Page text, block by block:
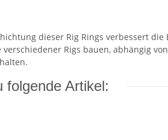
dieser Rig Rings verbessert
Rigs bauen, abhängig
folgende Artikel: